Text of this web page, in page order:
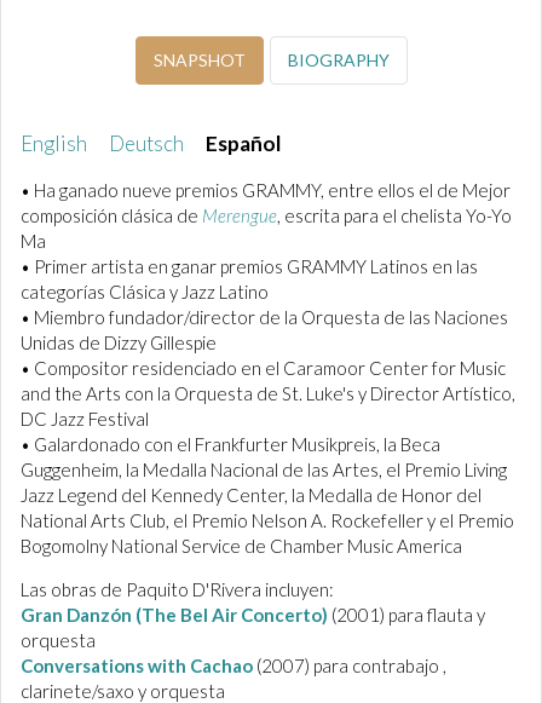
SNAPSHOT BIOGRAPHY
English Deutsch Español
• Ha ganado nueve premios GRAMMY, entre ellos el de Mejor
composición clásica de Merengue, escrita para el chelista Yo-Yo
Ma
• Primer artista en ganar premios GRAMMY Latinos en las
categorías Clásica y Jazz Latino
• Miembro fundador/director de la Orquesta de las Naciones
Unidas de Dizzy Gillespie
• Compositor residenciado en el Caramoor Center for Music
and the Arts con la Orquesta de St. Luke's y Director Artístico,
DC Jazz Festival
• Galardonado con el Frankfurter Musikpreis, la Beca
Guggenheim, la Medalla Nacional de las Artes, el Premio Living
Jazz Legend del Kennedy Center, la Medalla de Honor del
National Arts Club, el Premio Nelson A. Rockefeller y el Premio
Bogomolny National Service de Chamber Music America
Las obras de Paquito D'Rivera incluyen:
Gran Danzón (The Bel Air Concerto) (2001) para flauta y
orquesta
Conversations with Cachao (2007) para contrabajo ,
clarinete/saxo y orquesta